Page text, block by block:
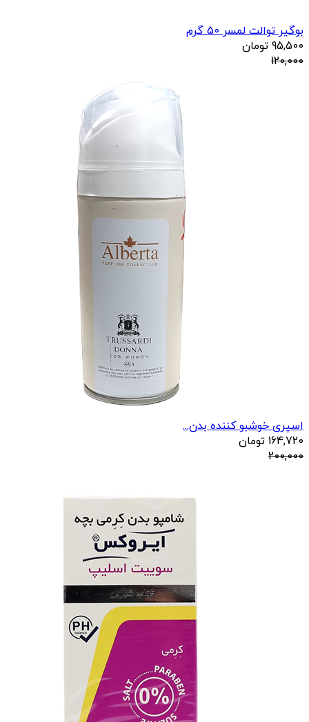
بوگیر توالت لمسر 50 گرم
95,500 تومان
120,000
اسپری خوشبو کننده بدن...
164,720 تومان
200,000